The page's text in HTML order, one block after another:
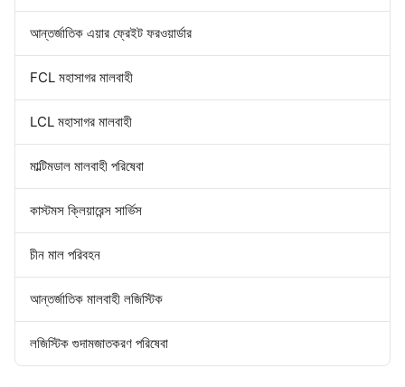
ডোর টু ডোর ফরওয়ার্ডার
চীন গুদামজাতকরণ পরিষেবা
আন্তর্জাতিক এয়ার ফ্রেইট ফরওয়ার্ডার
FCL মহাসাগর মালবাহী
LCL মহাসাগর মালবাহী
মাল্টিমডাল মালবাহী পরিষেবা
কাস্টমস ক্লিয়ারেন্স সার্ভিস
চীন মাল পরিবহন
আন্তর্জাতিক মালবাহী লজিস্টিক
লজিস্টিক গুদামজাতকরণ পরিষেবা